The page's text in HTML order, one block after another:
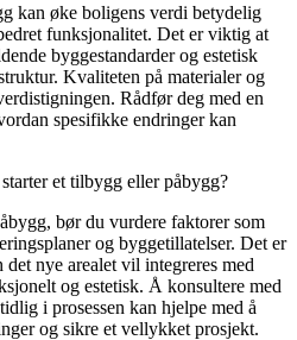
kan øke boligens verdi betydelig
funksjonalitet. Det er viktig at
byggestandarder og estetisk
Kvaliteten på materialer og
Rådfør deg med en
spesifikke endringer kan
et tilbygg eller påbygg?
bør du vurdere faktorer som
og byggetillatelser. Det er
nye arealet vil integreres med
og estetisk. Å konsultere med
i prosessen kan hjelpe med å
og sikre et vellykket prosjekt.